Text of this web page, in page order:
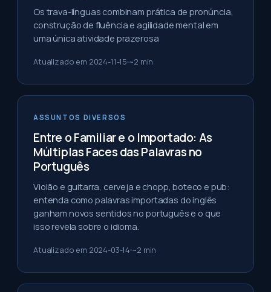
Os trava-línguas combinam prática de pronúncia,
construção de fluência e agilidade mental em
uma única atividade prazerosa
Atualizado em 2024-11-15 ~2 min
ASSUNTOS DIVERSOS
Entre o Familiar e o Importado: As
Múltiplas Faces das Palavras no
Português
Violão e guitarra, cerveja e chopp, boteco e pub:
entenda como palavras importadas do inglês
ganham novos sentidos no português e o que
isso revela sobre o idioma.
Atualizado em 2024-03-14 ~2 min